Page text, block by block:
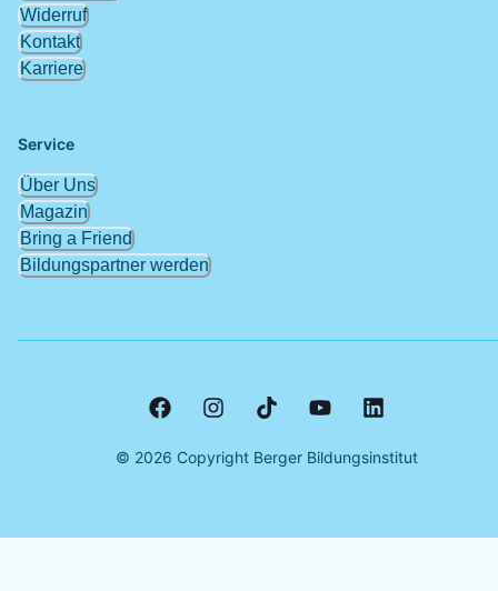
Widerruf
Kontakt
Karriere
Service
Über Uns
Magazin
Bring a Friend
Bildungspartner werden
© 2026 Copyright Berger Bildungsinstitut